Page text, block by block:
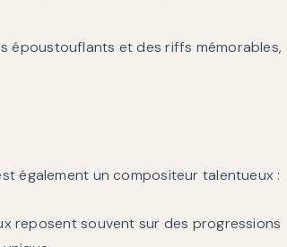
époustouflants et des riffs mémorables,
également un compositeur talentueux :
reposent souvent sur des progressions